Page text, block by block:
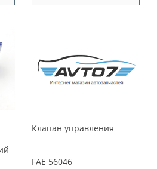
Клапан управления
FAE 56046